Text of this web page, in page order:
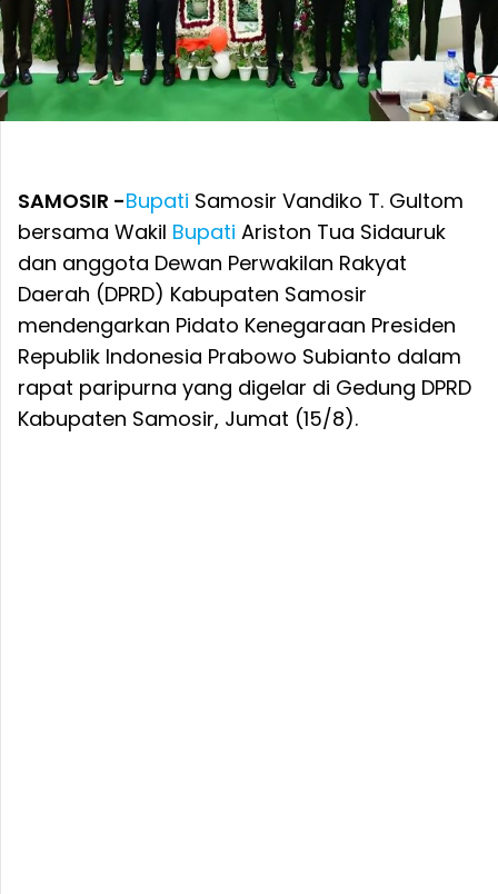
SAMOSIR -Bupati Samosir Vandiko T. Gultom
bersama Wakil Bupati Ariston Tua Sidauruk
dan anggota Dewan Perwakilan Rakyat
Daerah (DPRD) Kabupaten Samosir
mendengarkan Pidato Kenegaraan Presiden
Republik Indonesia Prabowo Subianto dalam
rapat paripurna yang digelar di Gedung DPRD
Kabupaten Samosir, Jumat (15/8).